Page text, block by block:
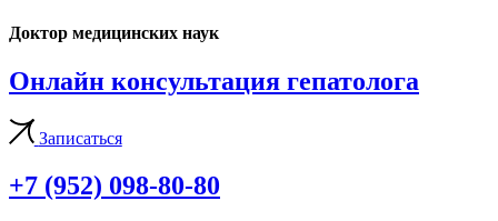
Доктор медицинских наук
Онлайн консультация гепатолога
Записаться
+7 (952) 098-80-80